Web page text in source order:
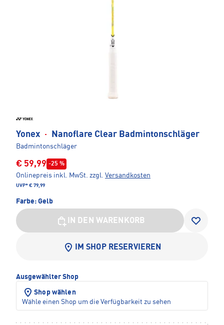
Yonex · Nanoflare Clear Badmintonschläger
Badmintonschläger
€ 59,99 -25 %
Onlinepreis inkl. MwSt. zzgl. Versandkosten
UVP* € 79,99
Farbe: Gelb
IN DEN WARENKORB
IM SHOP RESERVIEREN
Ausgewählter Shop
Shop wählen
Wähle einen Shop um die Verfügbarkeit zu sehen